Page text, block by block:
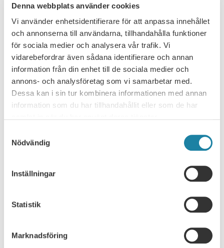
Denna webbplats använder cookies
Vi använder enhetsidentifierare för att anpassa innehållet
och annonserna till användarna, tillhandahålla funktioner
för sociala medier och analysera vår trafik. Vi
vidarebefordrar även sådana identifierare och annan
information från din enhet till de sociala medier och
annons- och analysföretag som vi samarbetar med.
Dessa kan i sin tur kombinera informationen med annan
information som du har tillhandahållit eller som de har
Nödvändig
Inställningar
Statistik
Marknadsföring
NYHETSARKIV
Ledare i Universitetsläraren
Pressmeddelande
Rapport
Remissvar